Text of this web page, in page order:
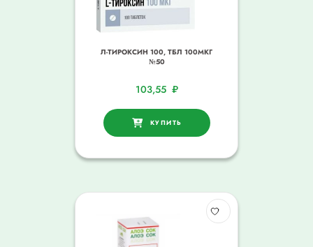
Л-ТИРОКСИН 100, ТБЛ 100МКГ
№50
103,55 ₽
КУПИТЬ